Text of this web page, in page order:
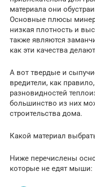
материала они
Основные плюсы
низкая плотность и
также являются
как эти качества
А вот твердые и
вредители, как
разновидностей
большинство из них
строительства дома.
Какой материал
Ниже перечислены
которые не едят мыши: